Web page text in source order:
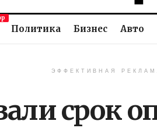
Политика Бизнес Авто
ЭФФЕКТИВНАЯ
срок